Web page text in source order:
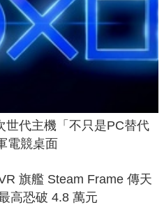
世代主機「不只是PC替代
電競桌面
旗艦 Steam Frame 傳天
高恐破 4.8 萬元